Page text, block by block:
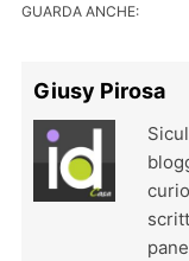
GUARDA ANCHE:
Giusy Pirosa